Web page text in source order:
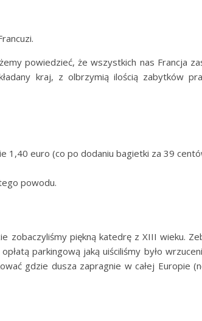
powiedzieć, że wszystkich nas Francja
kraj, z olbrzymią ilością zabytków
1,40 euro (co po dodaniu bagietki za 39
powodu.
zobaczyliśmy piękną katedrę z XIII wieku.
parkingową jaką uiściliśmy było
gdzie dusza zapragnie w całej Europie